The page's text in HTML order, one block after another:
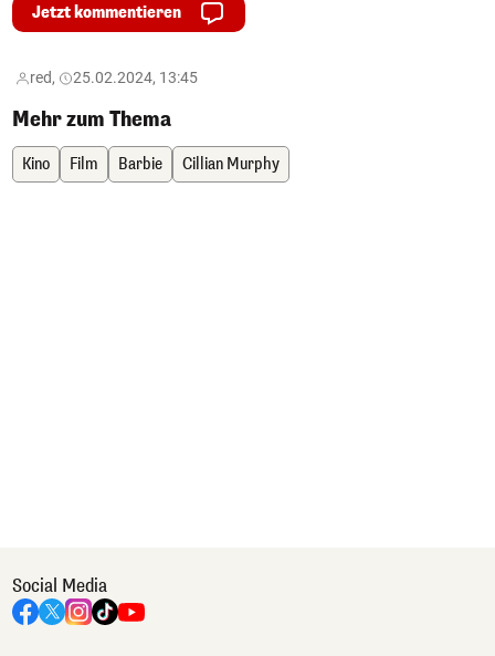
Jetzt kommentieren
red, 25.02.2024, 13:45
Mehr zum Thema
Kino Film Barbie Cillian Murphy
Social Media